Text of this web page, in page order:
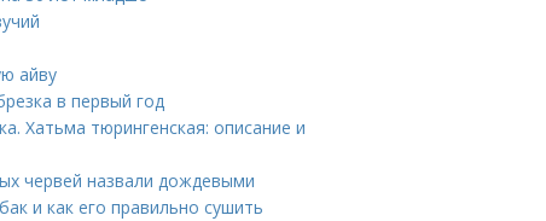
айву
в первый год
Хатьма тюрингенская: описание и
червей назвали дождевыми
и как его правильно сушить